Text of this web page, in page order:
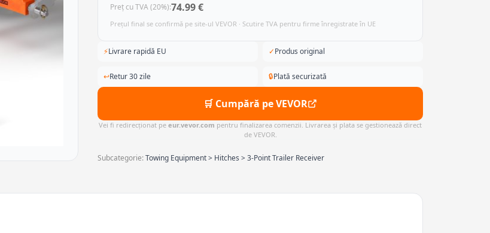
Preț cu TVA (20%):74.99 €
Prețul final se confirmă pe site-ul VEVOR · Scutire TVA pentru firme înregistrate în UE
⚡Livrare rapidă EU ✓Produs original
↩Retur 30 zile 🔒Plată securizată
🛒 Cumpără pe VEVOR
Vei fi redirecționat pe eur.vevor.com pentru finalizarea comenzii. Livrarea și plata se gestionează direct
de VEVOR.
Subcategorie:Towing Equipment > Hitches > 3-Point Trailer Receiver